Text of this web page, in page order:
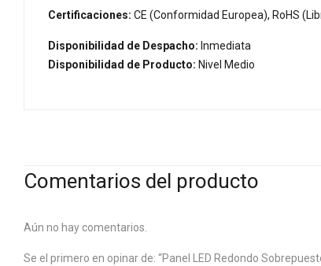
Certificaciones: CE (Conformidad Europea), RoHS
Disponibilidad de Despacho: Inmediata
Disponibilidad de Producto: Nivel Medio
Comentarios del producto
Aún no hay comentarios.
Se el primero en opinar de: “Panel LED Redondo